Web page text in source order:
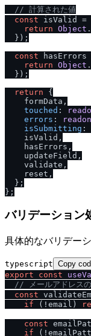
/ / 計算された値
const isValid =
return Object .
  });
const hasErrors
return Object .
  });
return {
    formData,
touched :
errors :
isSubmitting :
    isValid,
    hasErrors,
    updateField,
    validate,
    reset,
  };
バリデーション
具体的なバリデー
typescript Copy
export
const
// メールアドレス
const
if (!email)
const
if